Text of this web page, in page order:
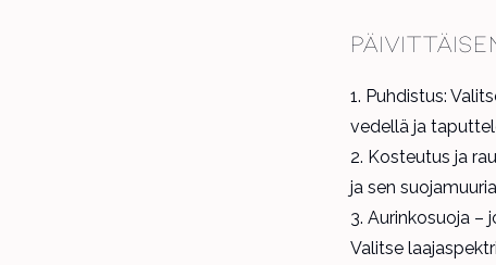
Puhdistus:
vedellä ja
Kosteutus ja
ja sen
Aurinkosuoja –
Valitse